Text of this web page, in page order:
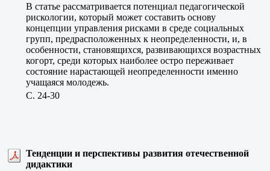
В статье рассматривается потенциал педагогической
рискологии, который может составить основу
концепции управления рисками в среде социальных
групп, предрасположенных к неопределенности, и, в
особенности, становящихся, развивающихся возрастных
когорт, среди которых наиболее остро переживает
состояние нарастающей неопределенности именно
учащаяся молодежь.
C. 24-30
Тенденции и перспективы развития отечественной
дидактики